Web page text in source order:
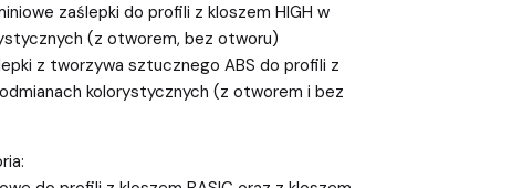
zaślepki do profili z kloszem HIGH w
(z otworem, bez otworu)
z tworzywa sztucznego ABS do profili z
kolorystycznych (z otworem i bez